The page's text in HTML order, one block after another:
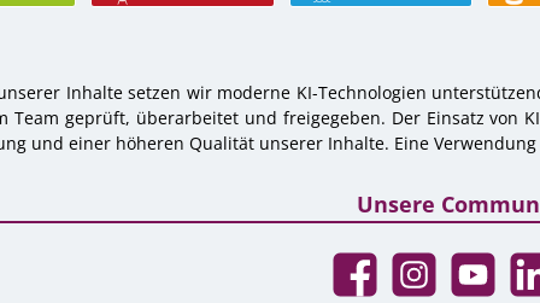
Inhalte setzen wir moderne KI-Technologien
Team geprüft, überarbeitet und freigegeben. Der Einsatz
und einer höheren Qualität unserer Inhalte. Eine
Unsere
FacebookInstagramYouTube